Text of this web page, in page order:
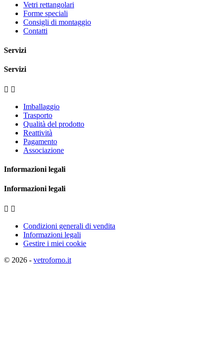
Vetri rettangolari
Forme speciali
Consigli di montaggio
Contatti
Servizi
Servizi
 
Imballaggio
Trasporto
Qualità del prodotto
Reattività
Pagamento
Associazione
Informazioni legali
Informazioni legali
 
Condizioni generali di vendita
Informazioni legali
Gestire i miei cookie
© 2026 - vetroforno.it